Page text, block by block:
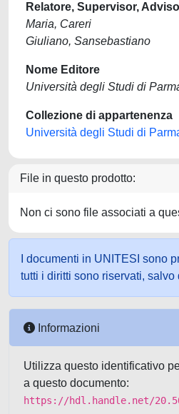
Relatore, Supervisor,
Maria, Careri
Giuliano, Sansebastiano
Nome Editore
Università degli Studi di
Collezione di appartenenza
Università degli Studi di
File in questo prodotto:
Non ci sono file associati a
I documenti in UNITESI sono
tutti i diritti sono riservati,
Informazioni
Utilizza questo identificativo
a questo documento:
https://hdl.handle.net/